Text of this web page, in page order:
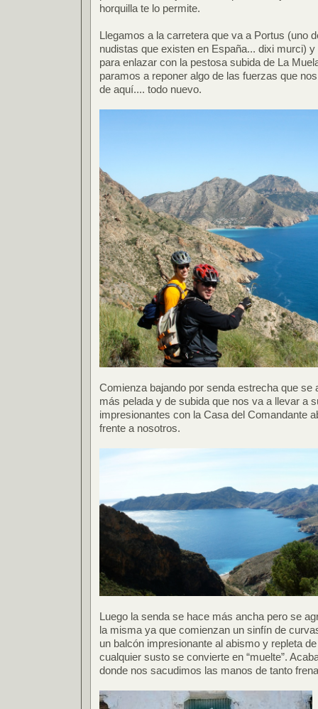
horquilla te lo permite.
Llegamos a la carretera que va a Portus (uno
nudistas que existen en España... dixi murci)
para enlazar con la pestosa subida de La
paramos a reponer algo de las fuerzas que
de aquí.... todo nuevo.
Comienza bajando por senda estrecha que se
más pelada y de subida que nos va a llevar a
impresionantes con la Casa del Comandante
frente a nosotros.
Luego la senda se hace más ancha pero se
la misma ya que comienzan un sinfín de
un balcón impresionante al abismo y repleta
cualquier susto se convierte en “muelte”.
donde nos sacudimos las manos de tanto